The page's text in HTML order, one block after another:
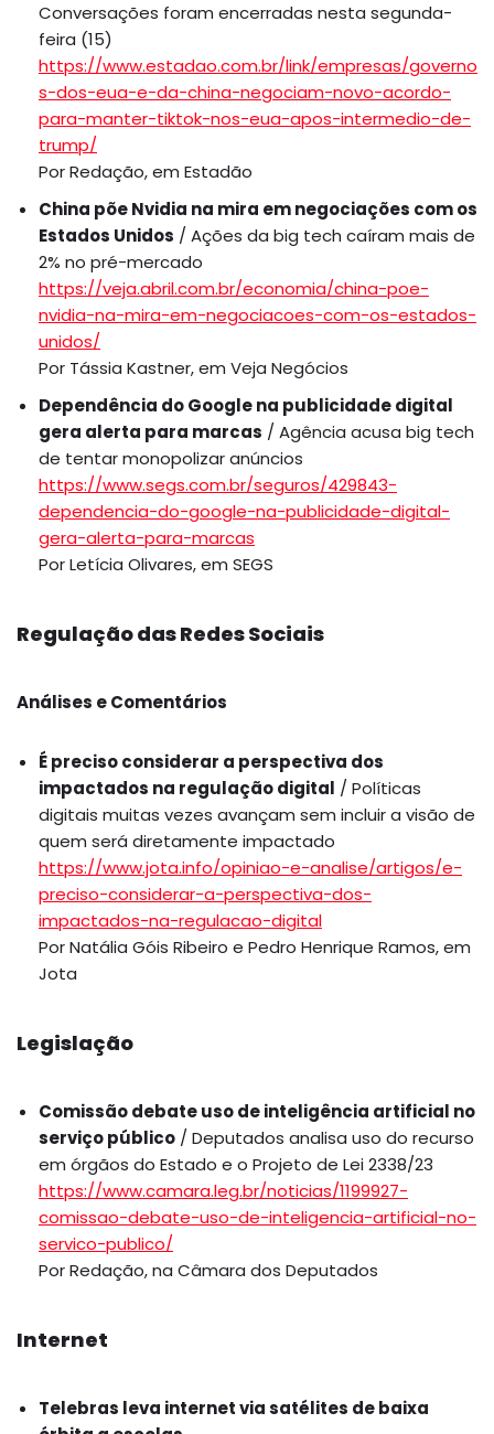
Conversações foram encerradas nesta segunda-
feira (15)
https://www.estadao.com.br/link/empresas/governo
s-dos-eua-e-da-china-negociam-novo-acordo-
para-manter-tiktok-nos-eua-apos-intermedio-de-
trump/
Por Redação, em Estadão
China põe Nvidia na mira em negociações com os
Estados Unidos / Ações da big tech caíram mais de
2% no pré-mercado
https://veja.abril.com.br/economia/china-poe-
nvidia-na-mira-em-negociacoes-com-os-estados-
unidos/
Por Tássia Kastner, em Veja Negócios
Dependência do Google na publicidade digital
gera alerta para marcas / Agência acusa big tech
de tentar monopolizar anúncios
https://www.segs.com.br/seguros/429843-
dependencia-do-google-na-publicidade-digital-
gera-alerta-para-marcas
Por Letícia Olivares, em SEGS
Regulação das Redes Sociais
Análises e Comentários
É preciso considerar a perspectiva dos
impactados na regulação digital / Políticas
digitais muitas vezes avançam sem incluir a visão de
quem será diretamente impactado
https://www.jota.info/opiniao-e-analise/artigos/e-
preciso-considerar-a-perspectiva-dos-
impactados-na-regulacao-digital
Por Natália Góis Ribeiro e Pedro Henrique Ramos, em
Jota
Legislação
Comissão debate uso de inteligência artificial no
serviço público / Deputados analisa uso do recurso
em órgãos do Estado e o Projeto de Lei 2338/23
https://www.camara.leg.br/noticias/1199927-
comissao-debate-uso-de-inteligencia-artificial-no-
servico-publico/
Por Redação, na Câmara dos Deputados
Internet
Telebras leva internet via satélites de baixa